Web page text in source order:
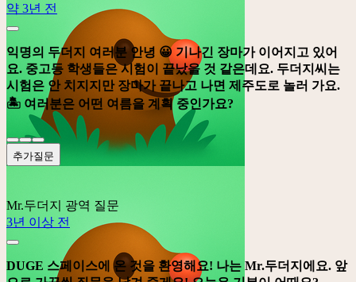
약 3년 전
익명의 두더지 여러분 안녕 😀 기나긴 장마가 이어지고 있어
요. 중고등 학생들은 시험이 끝났을 것 같은데요. 두더지씨는
시험은 안 치지지만 장마가 끝나고 나면 제주도로 놀러 가요.
🏝️️ 여러분은 어떤 여름을 계획 중인가요?
추가질문
Mr.두더지
광역 질문
3년 이상 전
DUGE 스페이스에 온 것을 환영해요! 나는 Mr.두더지에요. 앞